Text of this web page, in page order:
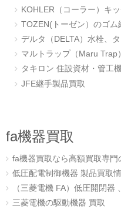
KOHLER（コーラー）キ
TOZEN(トーゼン）のゴム
デルタ（DELTA）水栓、
マルトラップ（Maru Trap
タキロン 住設資材・管工
JFE継手製品買取
fa機器買取
fa機器買取なら高額買取専
低圧配電制御機器 製品買取
（三菱電機 FA）低圧開閉
三菱電機の駆動機器 買取